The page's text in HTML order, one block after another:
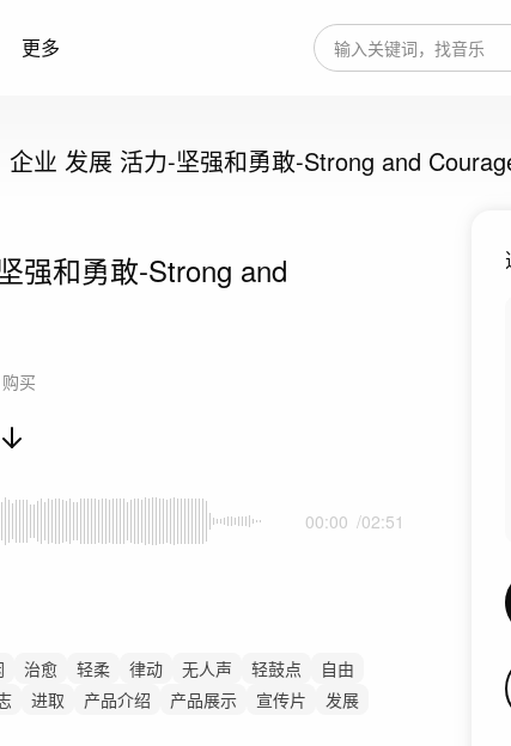
更多
企业 发展 活力-坚强和勇敢-Strong and
强和勇敢-Strong and
购买
00:00 /02:51
治愈 轻柔 律动 无人声 轻鼓点
自由
进取 产品介绍 产品展示 宣传片 发展